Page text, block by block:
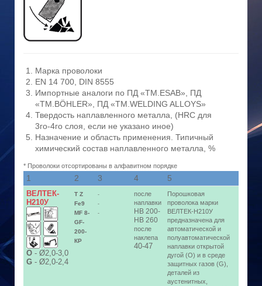
Марка проволоки
EN 14 700, DIN 8555
Импортные аналоги по ПД «ТМ.ESAB», ПД
«ТМ.BÖHLER», ПД «ТМ.WELDING ALLOYS»
Твердость наплавленного металла, (HRC для
3го-4го слоя, если не указано иное)
Назначение и область применения. Типичный
химический состав наплавленного металла, %
* Проволоки отсортированы в алфавитном порядке
1 2 3 4 5
ВЕЛТЕК-
Н210У
О - Ø2,0-3,0
G - Ø2,0-2,4
T Z
Fe9
MF 8-
GF-
200-
КР
-
-
-
после
наплавки
HB 200-
HB 260
после
наклепа
40-47
Порошковая
проволока марки
ВЕЛТЕК-Н210У
предназначена для
автоматической и
полуавтоматической
наплавки открытой
дугой (O) и в среде
защитных газов (G),
деталей из
аустенитных,